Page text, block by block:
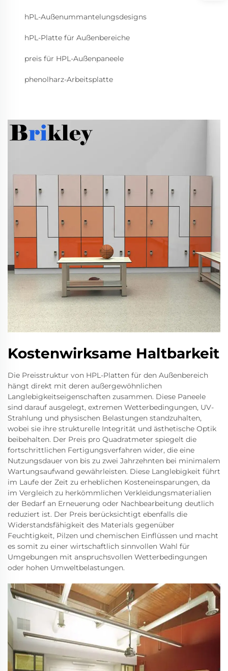
hPL-Außenummantelungsdesigns
hPL-Platte für Außenbereiche
preis für HPL-Außenpaneele
phenolharz-Arbeitsplatte
Kostenwirksame Haltbarkeit
Die Preisstruktur von HPL-Platten für den Außenbereich
hängt direkt mit deren außergewöhnlichen
Langlebigkeitseigenschaften zusammen. Diese Paneele
sind darauf ausgelegt, extremen Wetterbedingungen, UV-
Strahlung und physischen Belastungen standzuhalten,
wobei sie ihre strukturelle Integrität und ästhetische Optik
beibehalten. Der Preis pro Quadratmeter spiegelt die
fortschrittlichen Fertigungsverfahren wider, die eine
Nutzungsdauer von bis zu zwei Jahrzehnten bei minimalem
Wartungsaufwand gewährleisten. Diese Langlebigkeit führt
im Laufe der Zeit zu erheblichen Kosteneinsparungen, da
im Vergleich zu herkömmlichen Verkleidungsmaterialien
der Bedarf an Erneuerung oder Nachbearbeitung deutlich
reduziert ist. Der Preis berücksichtigt ebenfalls die
Widerstandsfähigkeit des Materials gegenüber
Feuchtigkeit, Pilzen und chemischen Einflüssen und macht
es somit zu einer wirtschaftlich sinnvollen Wahl für
Umgebungen mit anspruchsvollen Wetterbedingungen
oder hohen Umweltbelastungen.